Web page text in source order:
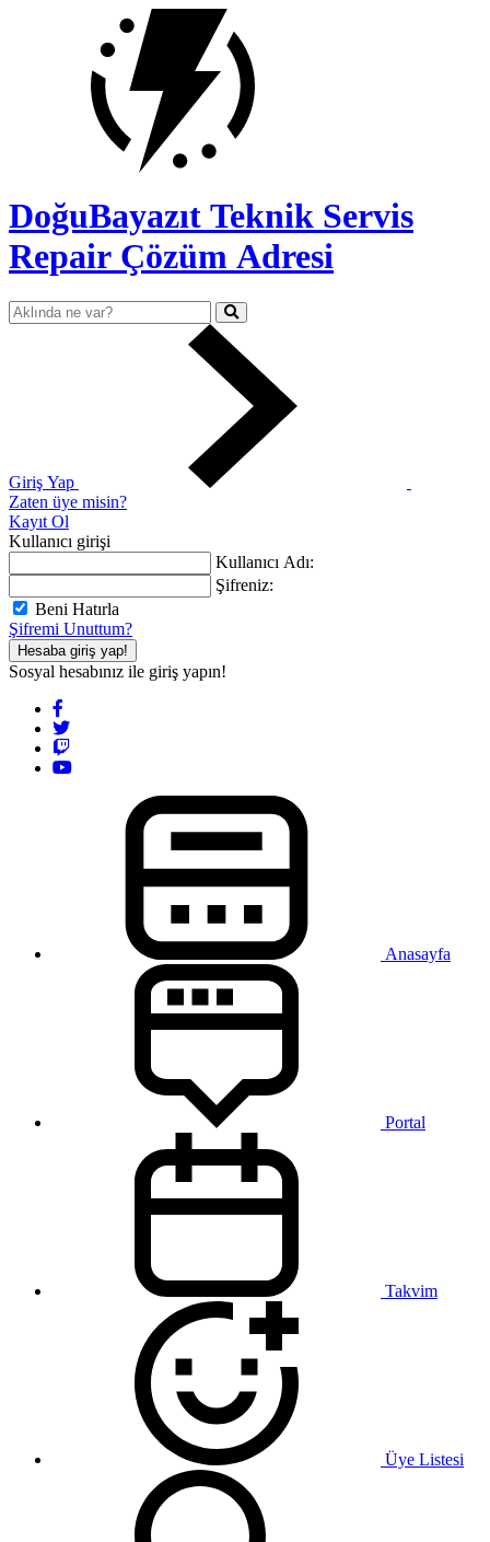
DoğuBayazıt Teknik Servis
Repair Çözüm Adresi
Giriş Yap
Zaten üye misin?
Kayıt Ol
Kullanıcı girişi
Kullanıcı Adı:
Şifreniz:
Beni Hatırla
Şifremi Unuttum?
Hesaba giriş yap!
Sosyal hesabınız ile giriş yapın!
Anasayfa
Portal
Takvim
Üye Listesi